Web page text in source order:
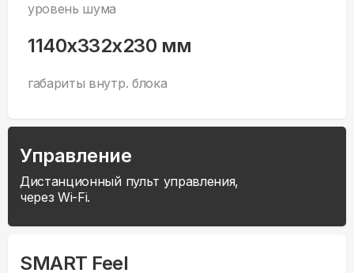
уровень шума
1140x332x230 мм
габариты внутр. блока
Управление
Дистанционный пульт управления,
через Wi-Fi.
SMART Feel